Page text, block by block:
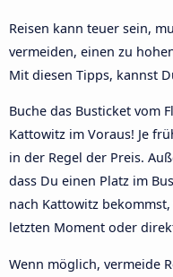
Reisen kann teuer sein,
vermeiden, einen zu
Mit diesen Tipps, kannst
Buche das Busticket vom
Kattowitz im Voraus! Je
in der Regel der Preis.
dass Du einen Platz im
nach Kattowitz
letzten Moment oder
Wenn möglich, vermeide